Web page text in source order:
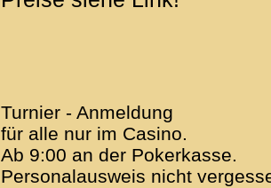
Turnier - Anmeldung
für alle nur im Casino.
Ab 9:00 an der Pokerkasse.
Personalausweis nicht